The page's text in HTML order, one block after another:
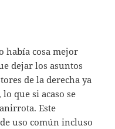
había cosa mejor
dejar los asuntos
de la derecha ya
que si acaso se
Este
uso común incluso